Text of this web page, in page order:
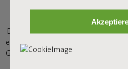
KLEINE
Dürfen wir vorstellen: Chap-O.
einem kultigen und kompakten
Größe eine Anspielung auf die